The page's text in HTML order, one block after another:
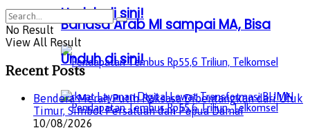
Unduh di sini!
Bahasa Arab MI sampai MA, Bisa
Unduh di sini!
No Result
View All Result
Recent Posts
Bendera Merah Putih Raksasa Dibentangkan dari Ufuk
Timur, Simbol Persatuan dan Papua Damai
10/08/2026